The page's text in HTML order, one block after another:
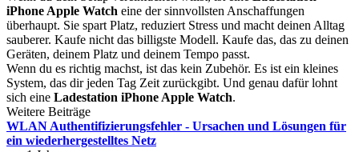
iPhone Apple Watch eine der sinnvollsten Anschaffungen
überhaupt. Sie spart Platz, reduziert Stress und macht deinen Alltag
sauberer. Kaufe nicht das billigste Modell. Kaufe das, das zu deinen
Geräten, deinem Platz und deinem Tempo passt.
Wenn du es richtig machst, ist das kein Zubehör. Es ist ein kleines
System, das dir jeden Tag Zeit zurückgibt. Und genau dafür lohnt
sich eine Ladestation iPhone Apple Watch.
Weitere Beiträge
WLAN Authentifizierungsfehler - Ursachen und Lösungen für
ein wiederhergestelltes Netz